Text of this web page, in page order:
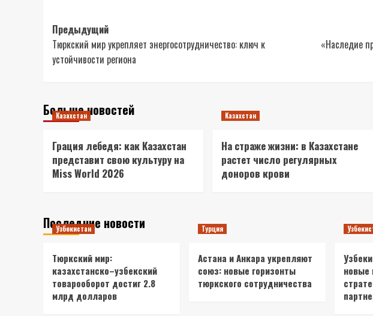
Навигация
записи
Предыдущий
Тюркский мир укрепляет энергосотрудничество: ключ к
устойчивости региона
«Наследие
Больше новостей
Казахстан
Грация лебедя: как Казахстан
представит свою культуру на
Miss World 2026
Казахстан
На страже жизни: в Казахстане
растет число регулярных
доноров крови
Последние новости
Узбекистан
Тюркский мир:
казахстанско–узбекский
товарооборот достиг 2.8
млрд долларов
Турция
Астана и Анкара укрепляют
союз: новые горизонты
тюркского сотрудничества
новые